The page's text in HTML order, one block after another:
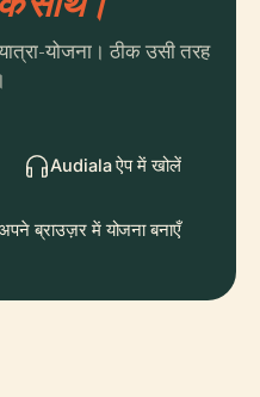
योजना। ठीक उसी तरह
Audiala ऐप में खोलें
ब्राउज़र में योजना बनाएँ